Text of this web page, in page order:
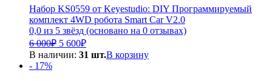
Набор KS0559 от Keyestudio: DIY Программируемый
комплект 4WD робота Smart Car V2.0
0,0 из 5 звёзд (основано на 0 отзывах)
6 000₽ Первоначальная
цена
5 600₽Текущая
цена:
В наличии: 31 шт.В корзину
- 17%